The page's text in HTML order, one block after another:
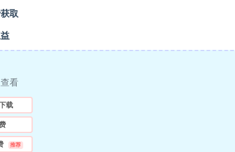
取
看
载
推荐